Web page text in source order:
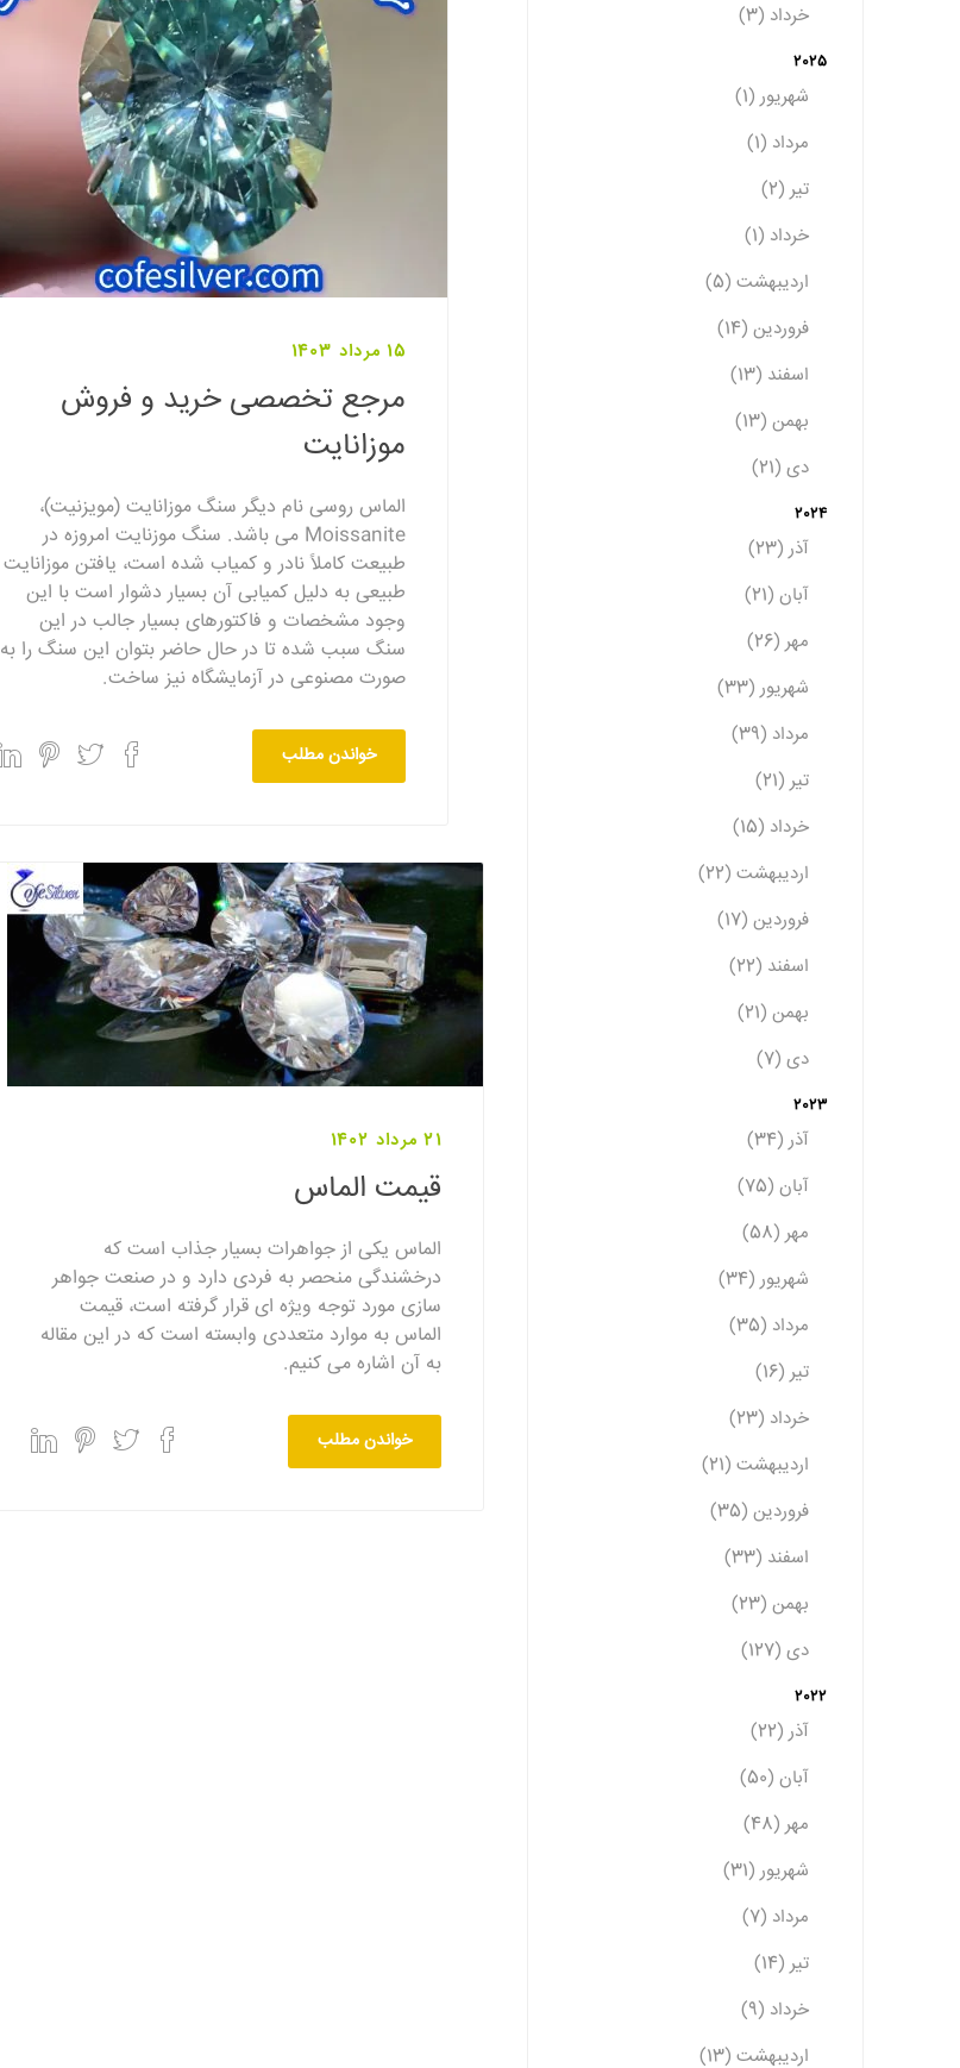
15 مرداد 1403
مرجع تخصصی خرید و فروش
موزانایت
الماس روسی نام دیگر سنگ موزانایت (مویزنیت)،
Moissanite می باشد. سنگ موزنایت امروزه در
طبیعت کاملاً نادر و کمیاب شده است، یافتن موزانایت
طبیعی به دلیل کمیابی آن بسیار دشوار است با این‌
وجود مشخصات و فاکتورهای بسیار جالب در این
سنگ سبب شده تا در حال حاضر بتوان این سنگ را به‌
صورت مصنوعی در آزمایشگاه نیز ساخت.
خواندن مطلب
21 مرداد 1402
قیمت الماس
الماس یکی از جواهرات بسیار جذاب است که
درخشندگی منحصر به فردی دارد و در صنعت جواهر
سازی مورد توجه ویژه ای قرار گرفته است، قیمت
الماس به موارد متعددی وابسته است که در این مقاله
به آن اشاره می کنیم.
خواندن مطلب
خرداد (3)
2025
شهریور (1)
مرداد (1)
تیر (2)
خرداد (1)
اردیبهشت (5)
فروردین (14)
اسفند (13)
بهمن (13)
دی (21)
2024
آذر (23)
آبان (21)
مهر (26)
شهریور (33)
مرداد (39)
تیر (21)
خرداد (15)
اردیبهشت (22)
فروردین (17)
اسفند (22)
بهمن (21)
دی (7)
2023
آذر (34)
آبان (75)
مهر (58)
شهریور (34)
مرداد (35)
تیر (16)
خرداد (23)
اردیبهشت (21)
فروردین (35)
اسفند (33)
بهمن (23)
دی (127)
2022
آذر (22)
آبان (50)
مهر (48)
شهریور (31)
مرداد (7)
تیر (14)
خرداد (9)
اردیبهشت (13)